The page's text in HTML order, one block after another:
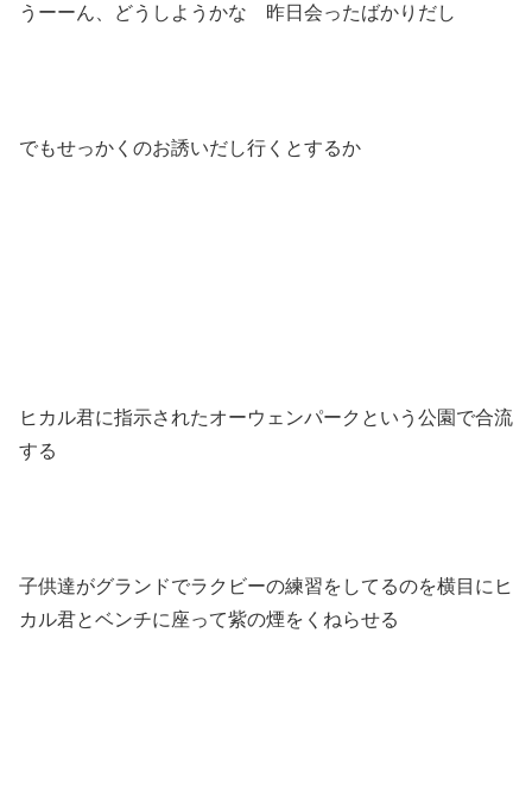
うーーん、どうしようかな 昨日会ったばかりだし
でもせっかくのお誘いだし行くとするか
ヒカル君に指示されたオーウェンパークという公園で合流
する
子供達がグランドでラクビーの練習をしてるのを横目にヒ
カル君とベンチに座って紫の煙をくねらせる